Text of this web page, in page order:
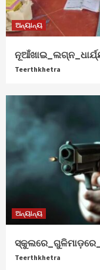
ଅନ୍ୟାନ୍ୟ
Teerthkhetra
ଅନ୍ୟାନ୍ୟ
Teerthkhetra